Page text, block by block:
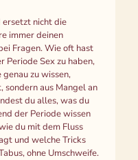
nicht die
immer deinen
Fragen. Wie oft hast
Periode Sex zu haben,
zu wissen,
sondern aus Mangel an
du alles, was du
der Periode wissen
du mit dem Fluss
und welche Tricks
ohne Umschweife.